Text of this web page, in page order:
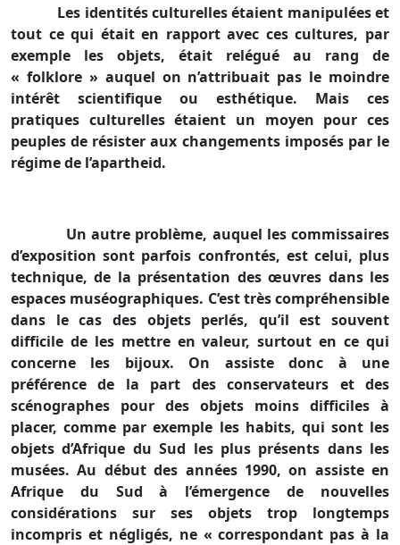
Les identités culturelles étaient manipulées et
tout ce qui était en rapport avec ces cultures, par
exemple les objets, était relégué au rang de
« folklore » auquel on n’attribuait pas le moindre
intérêt scientifique ou esthétique. Mais ces
pratiques culturelles étaient un moyen pour ces
peuples de résister aux changements imposés par le
régime de l’apartheid.
Un autre problème, auquel les commissaires
d’exposition sont parfois confrontés, est celui, plus
technique, de la présentation des œuvres dans les
espaces muséographiques. C’est très compréhensible
dans le cas des objets perlés, qu’il est souvent
difficile de les mettre en valeur, surtout en ce qui
concerne les bijoux. On assiste donc à une
préférence de la part des conservateurs et des
scénographes pour des objets moins difficiles à
placer, comme par exemple les habits, qui sont les
objets d’Afrique du Sud les plus présents dans les
musées. Au début des années 1990, on assiste en
Afrique du Sud à l’émergence de nouvelles
considérations sur ses objets trop longtemps
incompris et négligés, ne « correspondant pas à la